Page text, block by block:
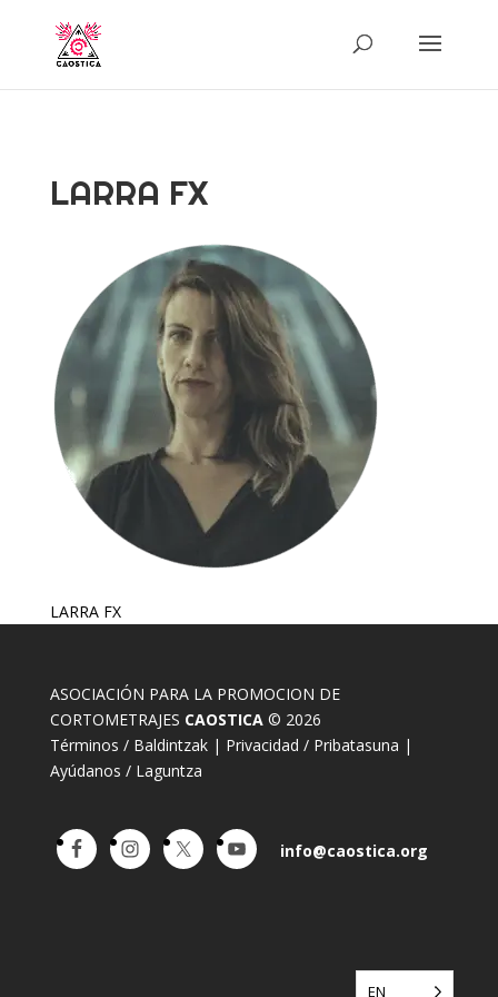
LARRA FX
LARRA FX
ASOCIACIÓN PARA LA PROMOCION DE
CORTOMETRAJES CAOSTICA© 2026
Términos / Baldintzak| Privacidad / Pribatasuna |
Ayúdanos / Laguntza
info@caostica.org
EN